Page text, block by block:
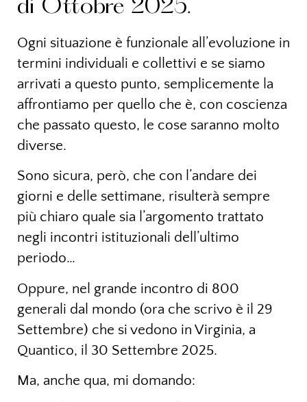
di Ottobre 2025.
Ogni situazione è funzionale all’evoluzione in
termini individuali e collettivi e se siamo
arrivati a questo punto, semplicemente la
affrontiamo per quello che è, con coscienza
che passato questo, le cose saranno molto
diverse.
Sono sicura, però, che con l’andare dei
giorni e delle settimane, risulterà sempre
più chiaro quale sia l’argomento trattato
negli incontri istituzionali dell’ultimo
periodo…
Oppure, nel grande incontro di 800
generali dal mondo (ora che scrivo è il 29
Settembre) che si vedono in Virginia, a
Quantico, il 30 Settembre 2025.
Ma, anche qua, mi domando: